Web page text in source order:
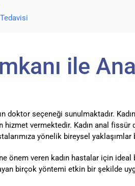
ile
doktor seçeneği sunulmaktadır.
vermektedir. Kadın anal fissür
yönelik bireysel
önem veren kadın hastalar için ideal
birçok yöntemi etkin bir şekilde